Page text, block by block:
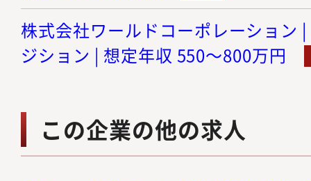
株式会社ワールドコーポレーション
ジション | 想定年収 550～800万円
この企業の他の求人